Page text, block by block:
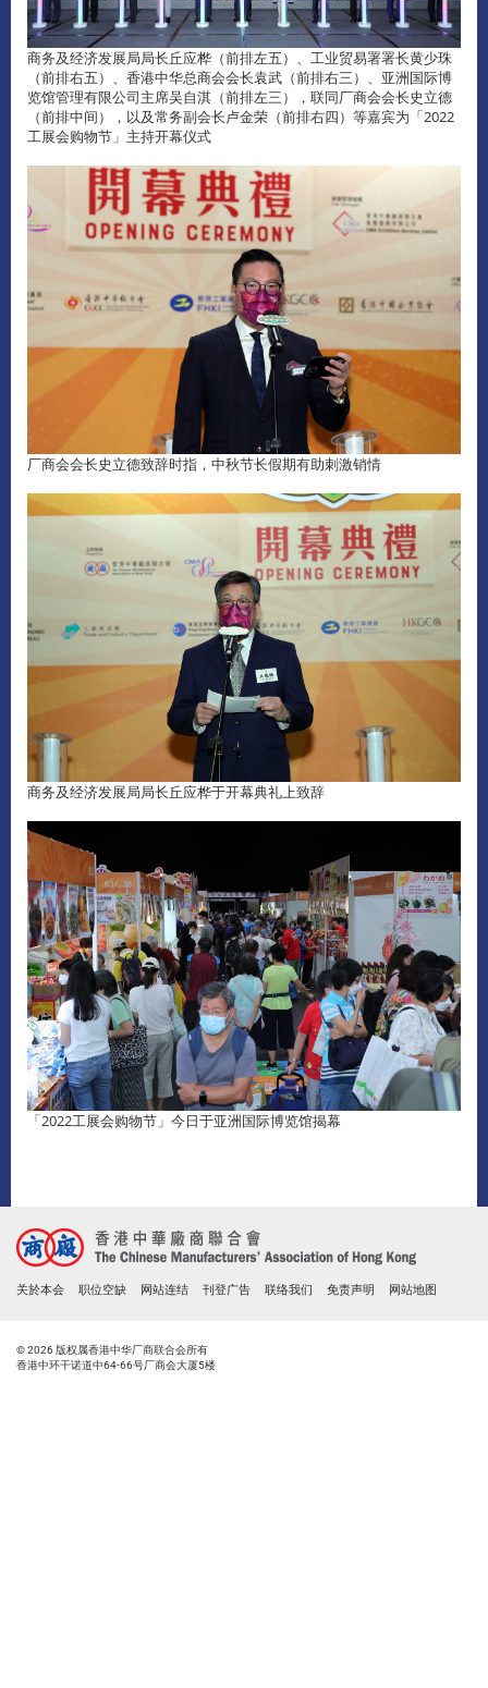
商务及经济发展局局长丘应桦（前排左五）、工业贸易署署长黄少珠
（前排右五）、香港中华总商会会长袁武（前排右三）、亚洲国际博
览馆管理有限公司主席吴自淇（前排左三），联同厂商会会长史立德
（前排中间），以及常务副会长卢金荣（前排右四）等嘉宾为「2022
工展会购物节」主持开幕仪式
厂商会会长史立德致辞时指，中秋节长假期有助刺激销情
商务及经济发展局局长丘应桦于开幕典礼上致辞
「2022工展会购物节」今日于亚洲国际博览馆揭幕
关於本会 职位空缺 网站连结 刊登广告 联络我们 免责声明 网站地图
© 2026 版权属香港中华厂商联合会所有
香港中环干诺道中64-66号厂商会大厦5楼